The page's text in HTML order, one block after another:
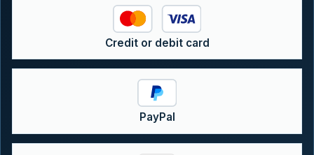
Credit or debit card
PayPal